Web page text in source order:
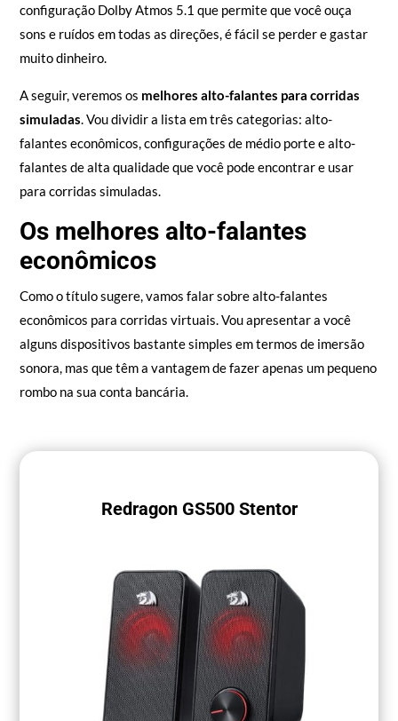
configuração Dolby Atmos 5.1 que permite que você ouça
sons e ruídos em todas as direções, é fácil se perder e gastar
muito dinheiro.
A seguir, veremos os melhores alto-falantes para corridas
simuladas. Vou dividir a lista em três categorias: alto-
falantes econômicos, configurações de médio porte e alto-
falantes de alta qualidade que você pode encontrar e usar
para corridas simuladas.
Os melhores alto-falantes
econômicos
Como o título sugere, vamos falar sobre alto-falantes
econômicos para corridas virtuais. Vou apresentar a você
alguns dispositivos bastante simples em termos de imersão
sonora, mas que têm a vantagem de fazer apenas um pequeno
rombo na sua conta bancária.
Redragon GS500 Stentor